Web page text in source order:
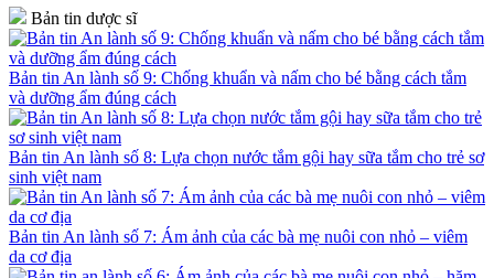
Bản tin dược sĩ
Bản tin An lành số 9: Chống khuẩn và nấm cho bé bằng cách tắm
và dưỡng ẩm đúng cách
Bản tin An lành số 8: Lựa chọn nước tắm gội hay sữa tắm cho trẻ sơ
sinh việt nam
Bản tin An lành số 7: Ám ảnh của các bà mẹ nuôi con nhỏ – viêm
da cơ địa